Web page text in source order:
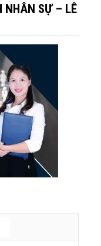
NHÂN SỰ – LÊ